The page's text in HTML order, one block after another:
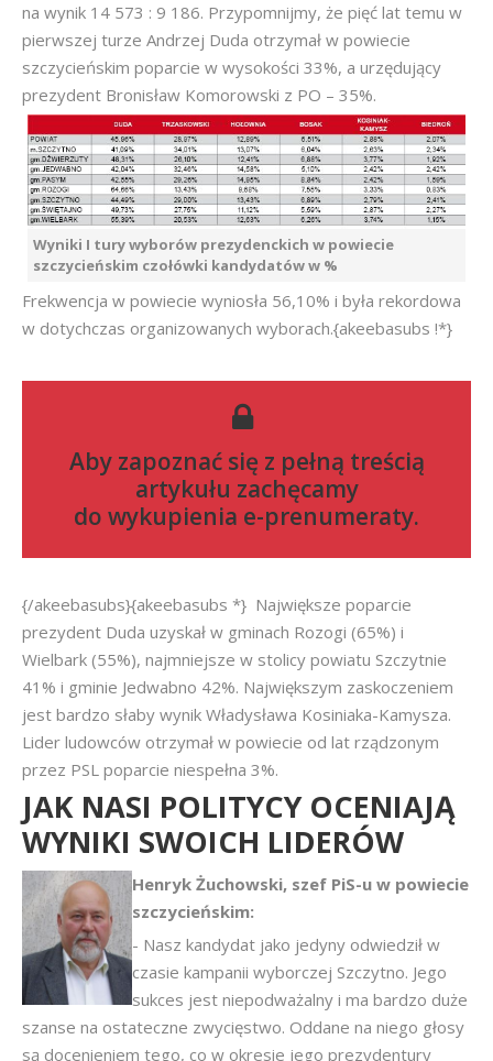
na wynik 14 573 : 9 186. Przypomnijmy, że pięć lat temu w
pierwszej turze Andrzej Duda otrzymał w powiecie
szczycieńskim poparcie w wysokości 33%, a urzędujący
prezydent Bronisław Komorowski z PO – 35%.
Wyniki I tury wyborów prezydenckich w powiecie
szczycieńskim czołówki kandydatów w %
Frekwencja w powiecie wyniosła 56,10% i była rekordowa
w dotychczas organizowanych wyborach.{akeebasubs !*}
Aby zapoznać się z pełną treścią
artykułu zachęcamy
do wykupienia e-prenumeraty.
{/akeebasubs}{akeebasubs *} Największe poparcie
prezydent Duda uzyskał w gminach Rozogi (65%) i
Wielbark (55%), najmniejsze w stolicy powiatu Szczytnie
41% i gminie Jedwabno 42%. Największym zaskoczeniem
jest bardzo słaby wynik Władysława Kosiniaka-Kamysza.
Lider ludowców otrzymał w powiecie od lat rządzonym
przez PSL poparcie niespełna 3%.
JAK NASI POLITYCY OCENIAJĄ
WYNIKI SWOICH LIDERÓW
Henryk Żuchowski, szef PiS-u w powiecie
szczycieńskim:
- Nasz kandydat jako jedyny odwiedził w
czasie kampanii wyborczej Szczytno. Jego
sukces jest niepodważalny i ma bardzo duże
szanse na ostateczne zwycięstwo. Oddane na niego głosy
są docenieniem tego, co w okresie jego prezydentury